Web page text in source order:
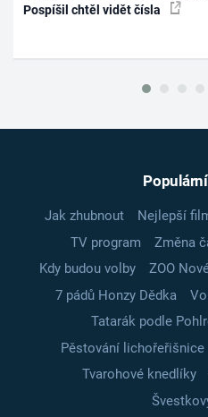
Pospíšil chtěl vidět čísla
Jak zhubnout Nejlepší
TV program
Změna
Kdy budou volby
ZOO
7 pádů Honzy Dědka
Tatarák podle
Pěstování lichořeřišnice
Tvarohové knedlíky